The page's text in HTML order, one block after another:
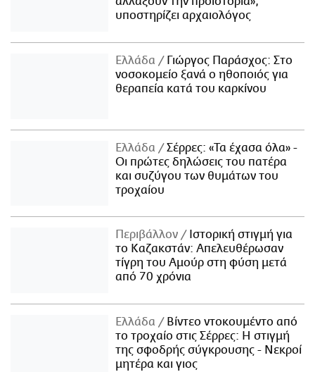
υποστηρίζει αρχαιολόγος
Ελλάδα
Γιώργος Παράσχος: Στο
νοσοκομείο ξανά ο ηθοποιός για
θεραπεία κατά του καρκίνου
Ελλάδα
Σέρρες: «Τα έχασα όλα» -
Οι πρώτες δηλώσεις του πατέρα
και συζύγου των θυμάτων του
τροχαίου
Περιβάλλον
Ιστορική στιγμή για
το Καζακστάν: Απελευθέρωσαν
τίγρη του Αμούρ στη φύση μετά
από 70 χρόνια
Ελλάδα
Βίντεο ντοκουμέντο από
το τροχαίο στις Σέρρες: Η στιγμή
της σφοδρής σύγκρουσης - Νεκροί
μητέρα και γιος